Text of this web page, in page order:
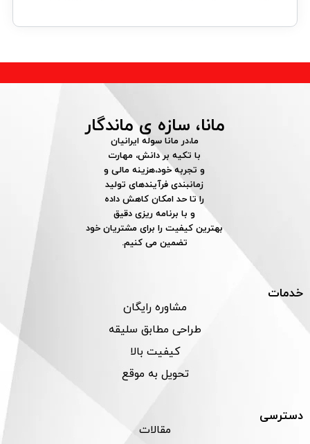
مانا، سازه ی ماندگار
ما،در مانا سوله ایرانیان
با تکیه بر دانش، مهارت
و تجربه خود،هزینه مالی و
زمانبندی فرآیندهای تولید
را تا حد امکان کاهش داده
و با برنامه ریزی دقیق
بهترین کیفیت را برای مشتریان خود
تضمین می کنیم.
خدمات
مشاوره رایگان
طراحی مطابق سلیقه
کیفیت بالا
تحویل به موقع
دسترسی
مقالات